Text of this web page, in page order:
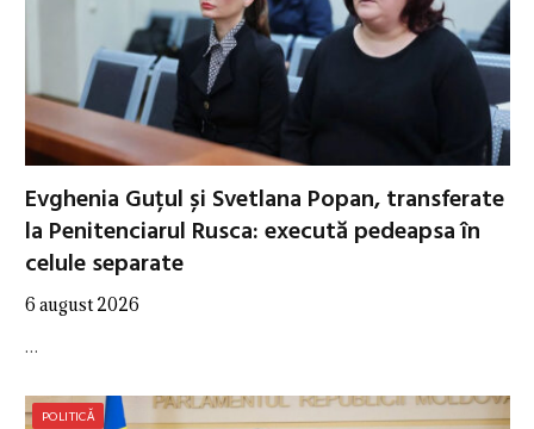
Evghenia Guțul și Svetlana Popan, transferate
la Penitenciarul Rusca: execută pedeapsa în
celule separate
6 august 2026
…
POLITICĂ